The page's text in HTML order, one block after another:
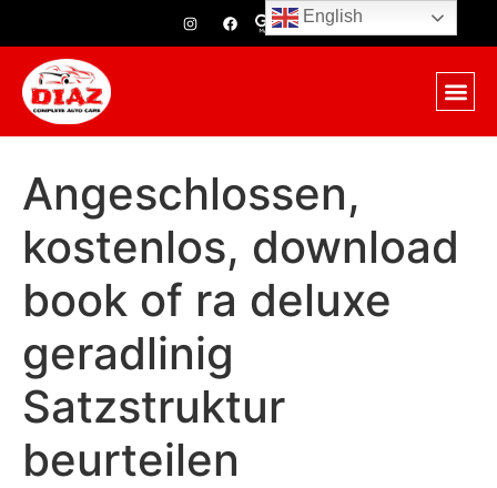
Angeschlossen,
kostenlos, download
book of ra deluxe
geradlinig
Satzstruktur
beurteilen
English